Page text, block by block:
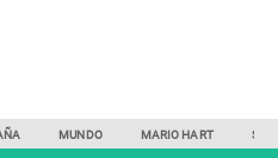
MUNDO MARIO HART